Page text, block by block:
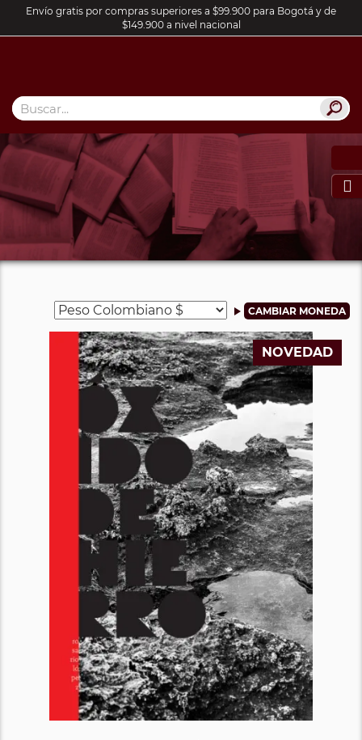
Envío gratis por compras superiores a $99.900 para Bogotá y de
$149.900 a nivel nacional

NOVEDAD